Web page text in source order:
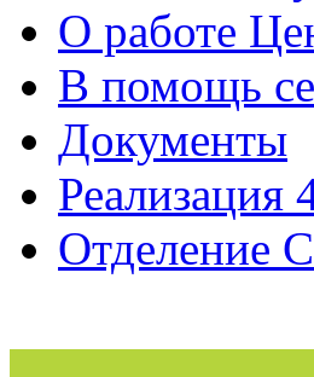
О работе
В помощь
Документы
Реализация